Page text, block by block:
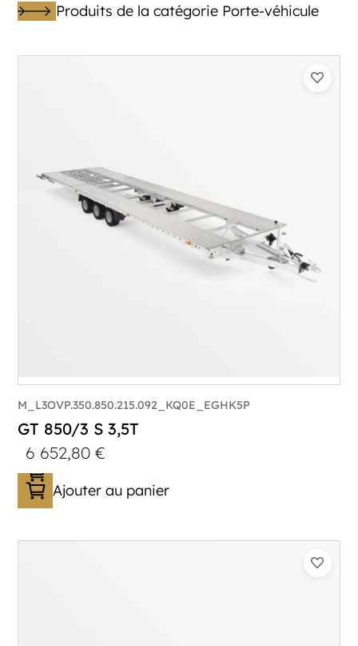
Produits de la catégorie Porte-véhicule
M_L3OVP.350.850.215.092_KQ0E_EGHK5P
GT 850/3 S 3,5T
6 652,80€
Ajouter au panier